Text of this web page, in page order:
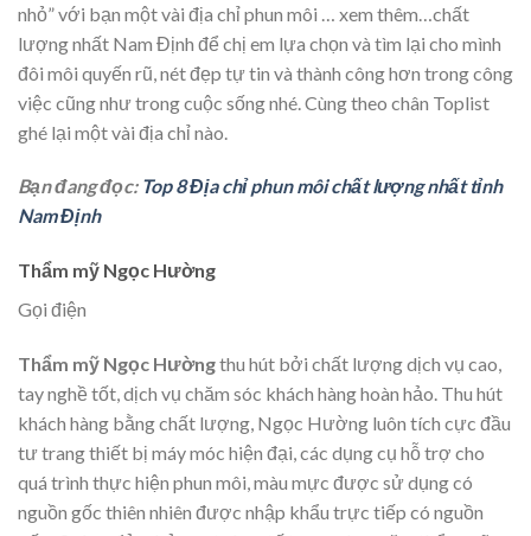
nhỏ” với bạn một vài địa chỉ phun môi
… xem thêm… chất
lượng nhất Nam Định để chị em lựa chọn và tìm lại cho mình
đôi môi quyến rũ, nét đẹp tự tin và thành công hơn trong công
việc cũng như trong cuộc sống nhé. Cùng theo chân Toplist
ghé lại một vài địa chỉ nào.
Bạn đang đọc: Top 8 Địa chỉ phun môi chất lượng nhất tỉnh
Nam Định
Thẩm mỹ Ngọc Hường
Gọi điện
Thẩm mỹ Ngọc Hườngthu hút bởi chất lượng dịch vụ cao,
tay nghề tốt, dịch vụ chăm sóc khách hàng hoàn hảo. Thu hút
khách hàng bằng chất lượng, Ngọc Hường luôn tích cực đầu
tư trang thiết bị máy móc hiện đại, các dụng cụ hỗ trợ cho
quá trình thực hiện phun môi, màu mực được sử dụng có
nguồn gốc thiên nhiên được nhập khẩu trực tiếp có nguồn